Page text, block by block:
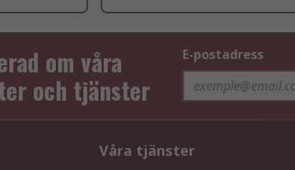
om våra
och tjänster
E-postadress
Våra tjänster